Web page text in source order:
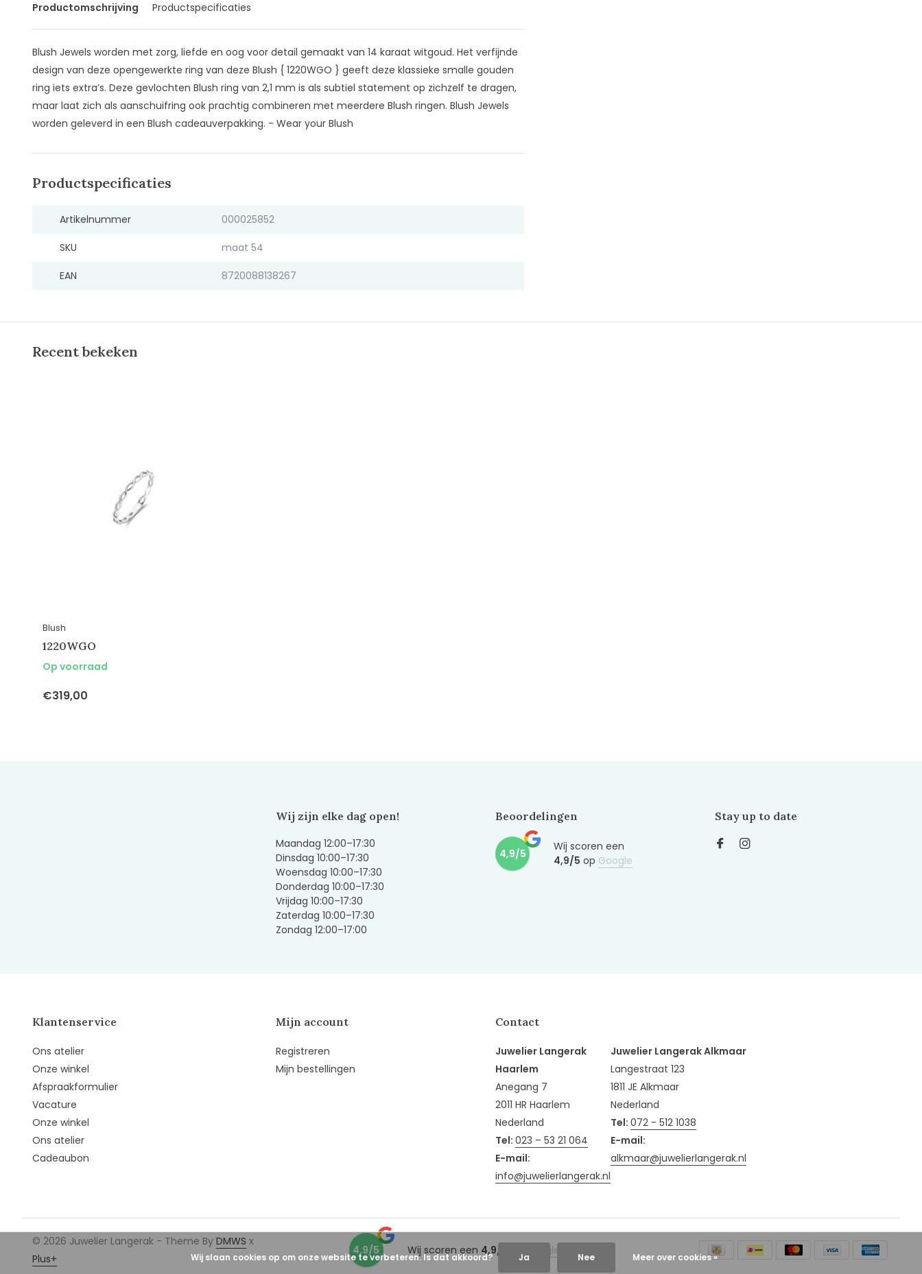
Productomschrijving Productspecificaties
Blush Jewels worden met zorg, liefde en oog voor detail gemaakt van 14 karaat witgoud. Het verfijnde
design van deze opengewerkte ring van deze Blush { 1220WGO } geeft deze klassieke smalle gouden
ring iets extra’s. Deze gevlochten Blush ring van 2,1 mm is als subtiel statement op zichzelf te dragen,
maar laat zich als aanschuifring ook prachtig combineren met meerdere Blush ringen. Blush Jewels
worden geleverd in een Blush cadeauverpakking. - Wear your Blush
Productspecificaties
Artikelnummer 000025852
SKU maat 54
EAN 8720088138267
Recent bekeken
Blush
1220WGO
Op voorraad
€319,00
Wij zijn elke dag open!
Maandag 12:00–17:30
Dinsdag 10:00–17:30
Woensdag 10:00–17:30
Donderdag 10:00–17:30
Vrijdag 10:00–17:30
Zaterdag 10:00–17:30
Zondag 12:00–17:00
Beoordelingen
4,9/5
Wij scoren een
4,9/5 op Google
Stay up to date
Klantenservice
Ons atelier
Onze winkel
Afspraakformulier
Vacature
Onze winkel
Ons atelier
Cadeaubon
Mijn account
Registreren
Mijn bestellingen
Contact
Juwelier Langerak
Haarlem
Anegang 7
2011 HR Haarlem
Nederland
Tel: 023 – 53 21 064
E-mail:
info@juwelierlangerak.nl
Juwelier Langerak Alkmaar
Langestraat 123
1811 JE Alkmaar
Nederland
Tel: 072 - 512 1038
E-mail:
alkmaar@juwelierlangerak.nl
© 2026 Juwelier Langerak - Theme By DMWS x
Plus+
4,9/5 Wij scoren een 4,9/5 Google
Wij slaan cookies op om onze website te verbeteren. Is dat akkoord? Ja Nee Meer over cookies »